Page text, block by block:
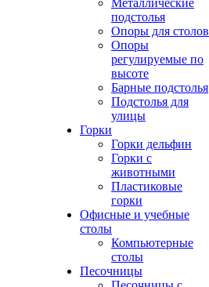
Металлические
подстолья
Опоры для столов
Опоры
регулируемые по
высоте
Барные подстолья
Подстолья для
улицы
Горки
Горки дельфин
Горки с
животными
Пластиковые
горки
Офисные и учебные
столы
Компьютерные
столы
Песочницы